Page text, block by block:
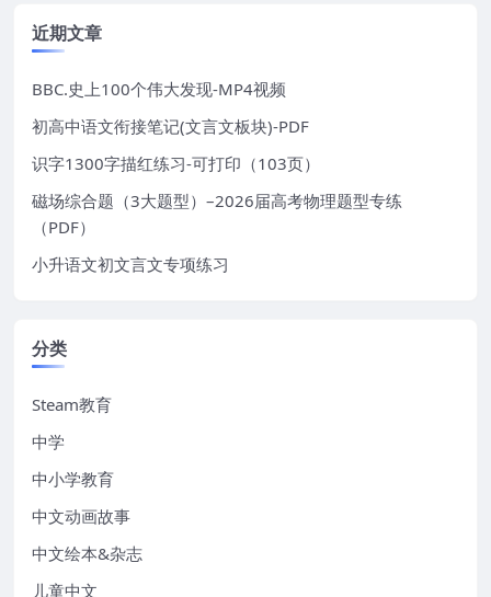
近期文章
BBC.史上100个伟大发现-MP4视频
初高中语文衔接笔记(文言文板块)-PDF
识字1300字描红练习-可打印（103页）
磁场综合题（3大题型）–2026届高考物理题型专练
（PDF）
小升语文初文言文专项练习
分类
Steam教育
中学
中小学教育
中文动画故事
中文绘本&杂志
儿童中文